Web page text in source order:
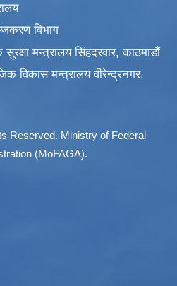
विभाग
मन्त्रालय सिंहदरवार, काठमाडाैं
विकास मन्त्रालय वीरेन्द्रनगर,
Reserved. Ministry of Federal
(MoFAGA).